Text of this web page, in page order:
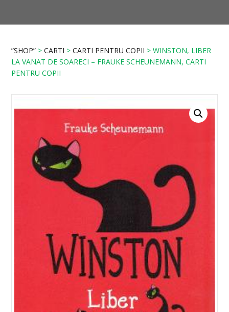
”SHOP” >CARTI >CARTI PENTRU COPII > WINSTON, LIBER
LA VANAT DE SOARECI – FRAUKE SCHEUNEMANN, CARTI
PENTRU COPII